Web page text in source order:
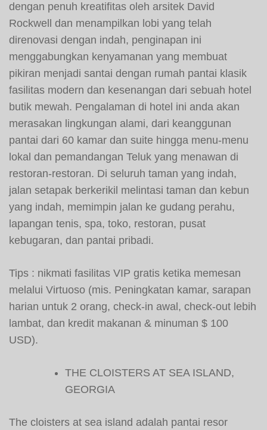
dengan penuh kreatifitas oleh arsitek David
Rockwell dan menampilkan lobi yang telah
direnovasi dengan indah, penginapan ini
menggabungkan kenyamanan yang membuat
pikiran menjadi santai dengan rumah pantai klasik
fasilitas modern dan kesenangan dari sebuah hotel
butik mewah. Pengalaman di hotel ini anda akan
merasakan lingkungan alami, dari keanggunan
pantai dari 60 kamar dan suite hingga menu-menu
lokal dan pemandangan Teluk yang menawan di
restoran-restoran. Di seluruh taman yang indah,
jalan setapak berkerikil melintasi taman dan kebun
yang indah, memimpin jalan ke gudang perahu,
lapangan tenis, spa, toko, restoran, pusat
kebugaran, dan pantai pribadi.
Tips : nikmati fasilitas VIP gratis ketika memesan
melalui Virtuoso (mis. Peningkatan kamar, sarapan
harian untuk 2 orang, check-in awal, check-out lebih
lambat, dan kredit makanan & minuman $ 100
USD).
THE CLOISTERS AT SEA ISLAND,
GEORGIA
The cloisters at sea island adalah pantai resor